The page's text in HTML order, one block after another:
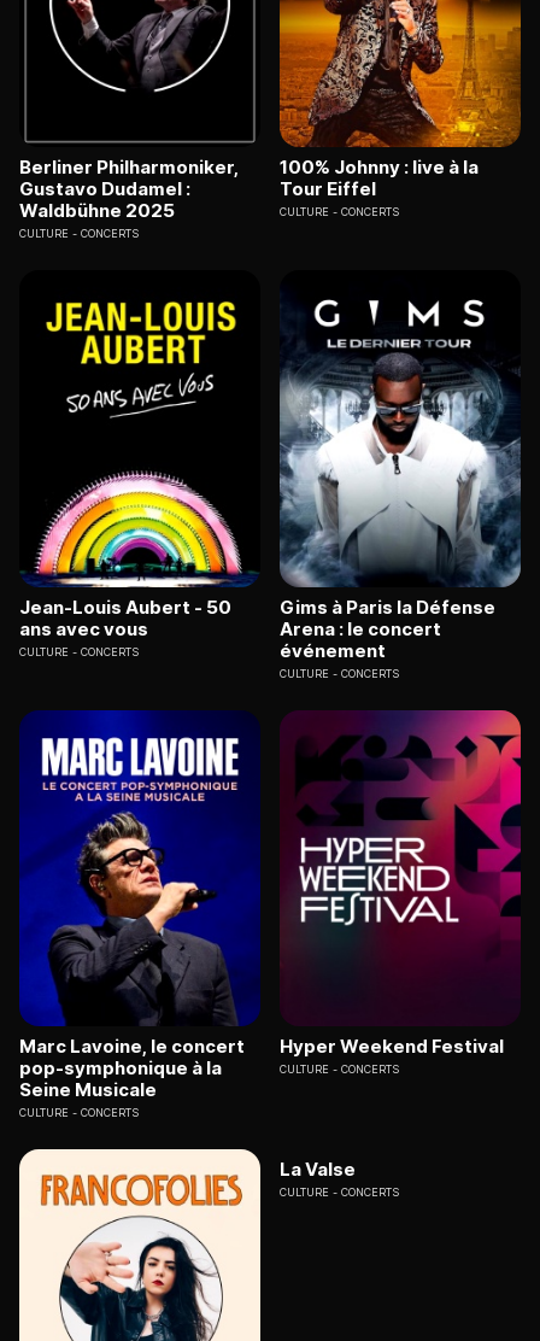
Berliner Philharmoniker,
Gustavo Dudamel :
Waldbühne 2025
CULTURE CONCERTS
100% Johnny : live à la
Tour Eiffel
CULTURE CONCERTS
Jean-Louis Aubert - 50
ans avec vous
CULTURE CONCERTS
Gims à Paris la Défense
Arena : le concert
événement
CULTURE CONCERTS
Marc Lavoine, le concert
pop-symphonique à la
Seine Musicale
CULTURE CONCERTS
Hyper Weekend Festival
CULTURE CONCERTS
La Valse
CULTURE CONCERTS